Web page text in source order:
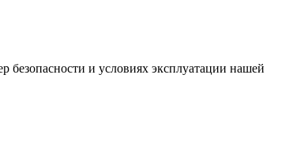
и условиях эксплуатации нашей